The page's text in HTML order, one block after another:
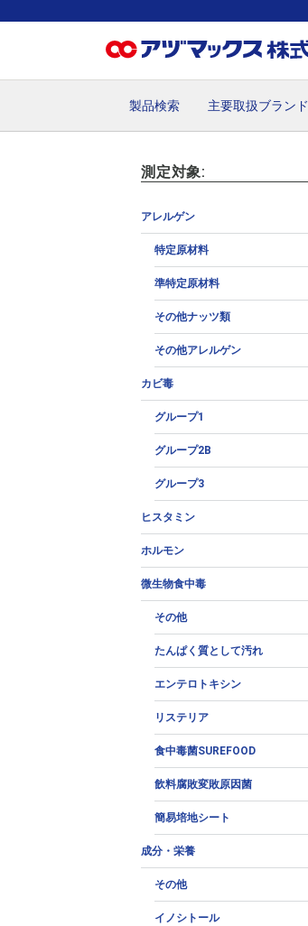
製品検索 主要取扱ブランド
測定対象:
アレルゲン
特定原材料
準特定原材料
その他ナッツ類
その他アレルゲン
カビ毒
グループ1
グループ2B
グループ3
ヒスタミン
ホルモン
微生物食中毒
その他
たんぱく質として汚れ
エンテロトキシン
リステリア
食中毒菌SUREFOOD
飲料腐敗変敗原因菌
簡易培地シート
成分・栄養
その他
イノシトール